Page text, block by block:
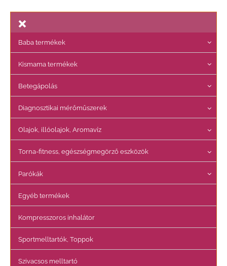
s
a
v
e
Baba termékek
Kismama termékek
Betegápolás
Diagnosztikai mérőműszerek
Olajok, illóolajok, Aromavíz
Torna-fitness, egészségmegörző eszközök
Parókák
Egyéb termékek
Kompresszoros inhalátor
Sportmelltartók, Toppok
Szivacsos melltartó